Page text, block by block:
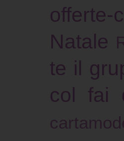
offerte-
Natale
te il
col fai